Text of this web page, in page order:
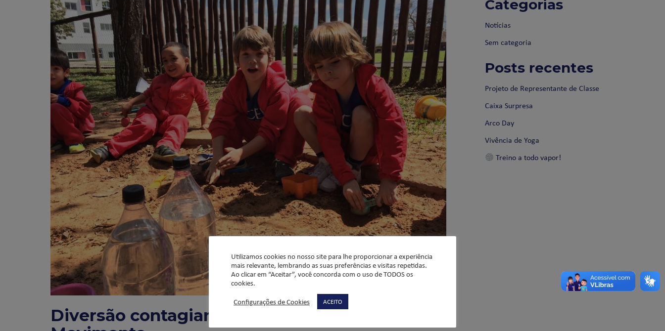
Diversão contagiante nas aulas de Corpo e
Categorias
Notícias
Sem categoria
Posts recentes
Projeto de Representante de Classe
Caixa Surpresa
Arco Day
Vivência de Yoga
Treino a todo vapor!
Utilizamos cookies no nosso site para lhe proporcionar a experiência
mais relevante, lembrando as suas preferências e visitas repetidas.
Ao clicar em “Aceitar”, você concorda com o uso de TODOS os
cookies.
Configurações de Cookies
ACEITO